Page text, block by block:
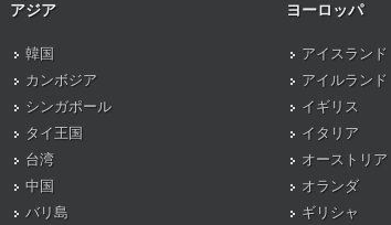
アジア
韓国
カンボジア
シンガポール
タイ王国
台湾
中国
バリ島
ヨーロッパ
アイスランド
アイルランド
イギリス
イタリア
オーストリア
オランダ
ギリシャ